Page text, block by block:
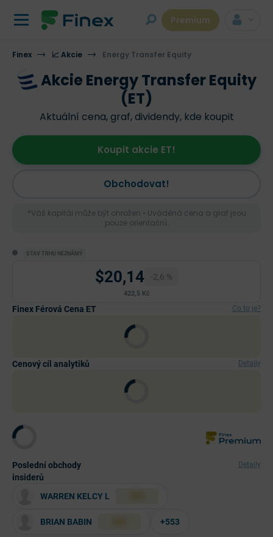
Premium
Finex 📈 Akcie Energy Transfer Equity
Akcie Energy Transfer Equity
(ET)
Aktuální cena, graf, dividendy, kde koupit
Obchodovat!
Koupit akcie ET!
*Váš kapitál může být ohrožen • Uváděná cena a graf jsou
pouze orientační.
STAV TRHU NEZNÁMÝ
$20,14 -2,6 %
422,5 Kč
Finex Férová Cena ET Co to je?
Cenový cíl analytiků Detaily
Poslední obchody
insiderů
Detaily
WARREN KELCY L
BRIAN BABIN +553